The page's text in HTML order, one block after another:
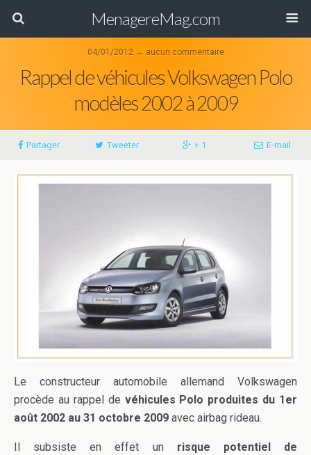
MenagereMag.com
04/01/2012 ↔ aucun commentaire
Rappel de véhicules Volkswagen Polo
modèles 2002 à 2009
Partager Tweeter + 1 E-mail
Le constructeur automobile allemand Volkswagen
procède au rappel de véhicules Polo produites du 1er
août 2002 au 31 octobre 2009 avec airbag rideau.
Il subsiste en effet un risque potentiel de